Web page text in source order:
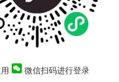
微信扫码进行登录